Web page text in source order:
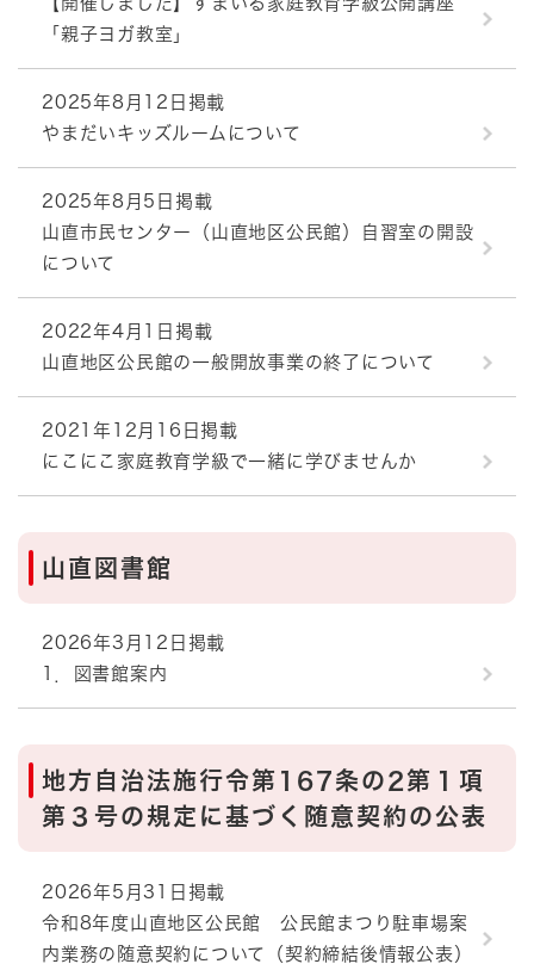
「親子ヨガ教室」
2025年8月12日掲載
やまだいキッズルームについて
2025年8月5日掲載
山直市民センター（山直地区公民館）自習室の開設
について
2022年4月1日掲載
山直地区公民館の一般開放事業の終了について
2021年12月16日掲載
にこにこ家庭教育学級で一緒に学びませんか
山直図書館
2026年3月12日掲載
1．図書館案内
地方自治法施行令第167条の2第１項
第３号の規定に基づく随意契約の公表
2026年5月31日掲載
令和8年度山直地区公民館 公民館まつり駐車場案
内業務の随意契約について（契約締結後情報公表）